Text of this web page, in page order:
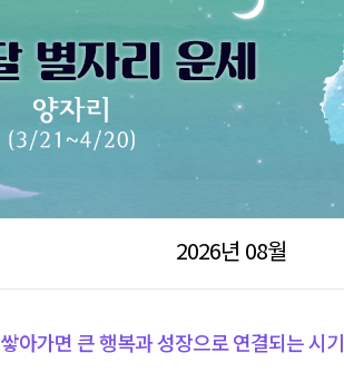
2026년 08월
아가면 큰 행복과 성장으로 연결되는 시기